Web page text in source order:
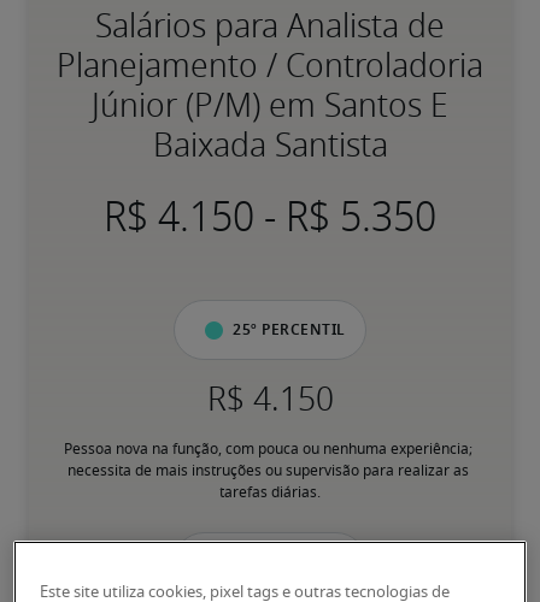
Salários para Analista de
Planejamento / Controladoria
Júnior (P/M) em Santos E
Baixada Santista
-
25º percentil
Pessoa nova na função, com pouca ou nenhuma experiência;
necessita de mais instruções ou supervisão para realizar as
tarefas diárias.
Este site utiliza cookies, pixel tags e outras tecnologias de